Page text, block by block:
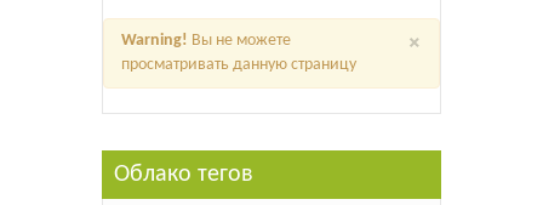
×
Warning! Вы не можете
просматривать данную страницу
Облако тегов